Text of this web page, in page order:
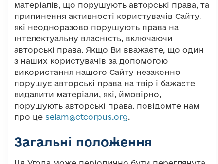
матеріалів, що порушують авторські права, та
припинення активності користувачів Сайту,
які неодноразово порушують права на
інтелектуальну власність, включаючи
авторські права. Якщо Ви вважаєте, що один
з наших користувачів за допомогою
використання нашого Сайту незаконно
порушує авторські права на твір і бажаєте
видалити матеріали, які, ймовірно,
порушують авторські права, повідомте нам
про це selam@ctcorpus.org.
Загальні положення